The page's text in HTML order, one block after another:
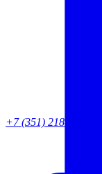
+7 (351) 218-82-95